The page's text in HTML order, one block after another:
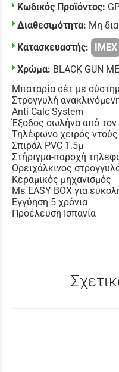
Κωδικός Προϊόντος:
Διαθεσιμότητα: Μη
Κατασκευαστής:
IMEX
Χρώμα: BLACK GUN
Μπαταρία σέτ με
Στρογγυλή
Anti Calc System
Έξοδος σωλήνα από τον
Τηλέφωνο χειρός
Σπιράλ PVC 1.5μ
Στήριγμα-παροχή
Ορειχάλκινος
Κεραμικός μηχανισμός
Με EASY BOX για
Εγγύηση 5 χρόνια
Προέλευση Ισπανία